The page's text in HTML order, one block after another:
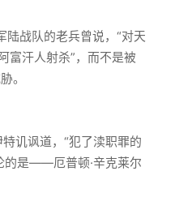
陆战队的老兵曾说，“对天
富汗人射杀”，而不是被
。
特讥讽道，“犯了渎职罪的
的是——厄普顿·辛克莱尔